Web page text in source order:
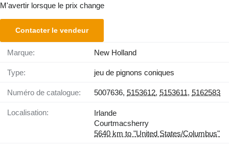
M'avertir lorsque le prix change
Contacter le vendeur
Marque: New Holland
Type: jeu de pignons coniques
Numéro de catalogue: 5007636, 5153612, 5153611, 5162583
Localisation:
Irlande
Courtmacsherry
5640 km to "United States/Columbus"